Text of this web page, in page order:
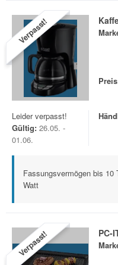
Verpasst!
Leider verpasst!
Gültig: 26.05. -
01.06.
Fassungsvermögen bis 10
Watt
Verpasst! PC-